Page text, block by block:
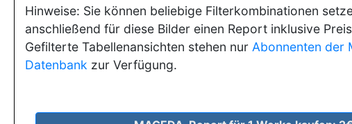
Hinweise: Sie können beliebige Filterkombinationen
anschließend für diese Bilder einen Report inklusive
Gefilterte Tabellenansichten stehen nur Abonnenten der
Datenbank zur Verfügung.